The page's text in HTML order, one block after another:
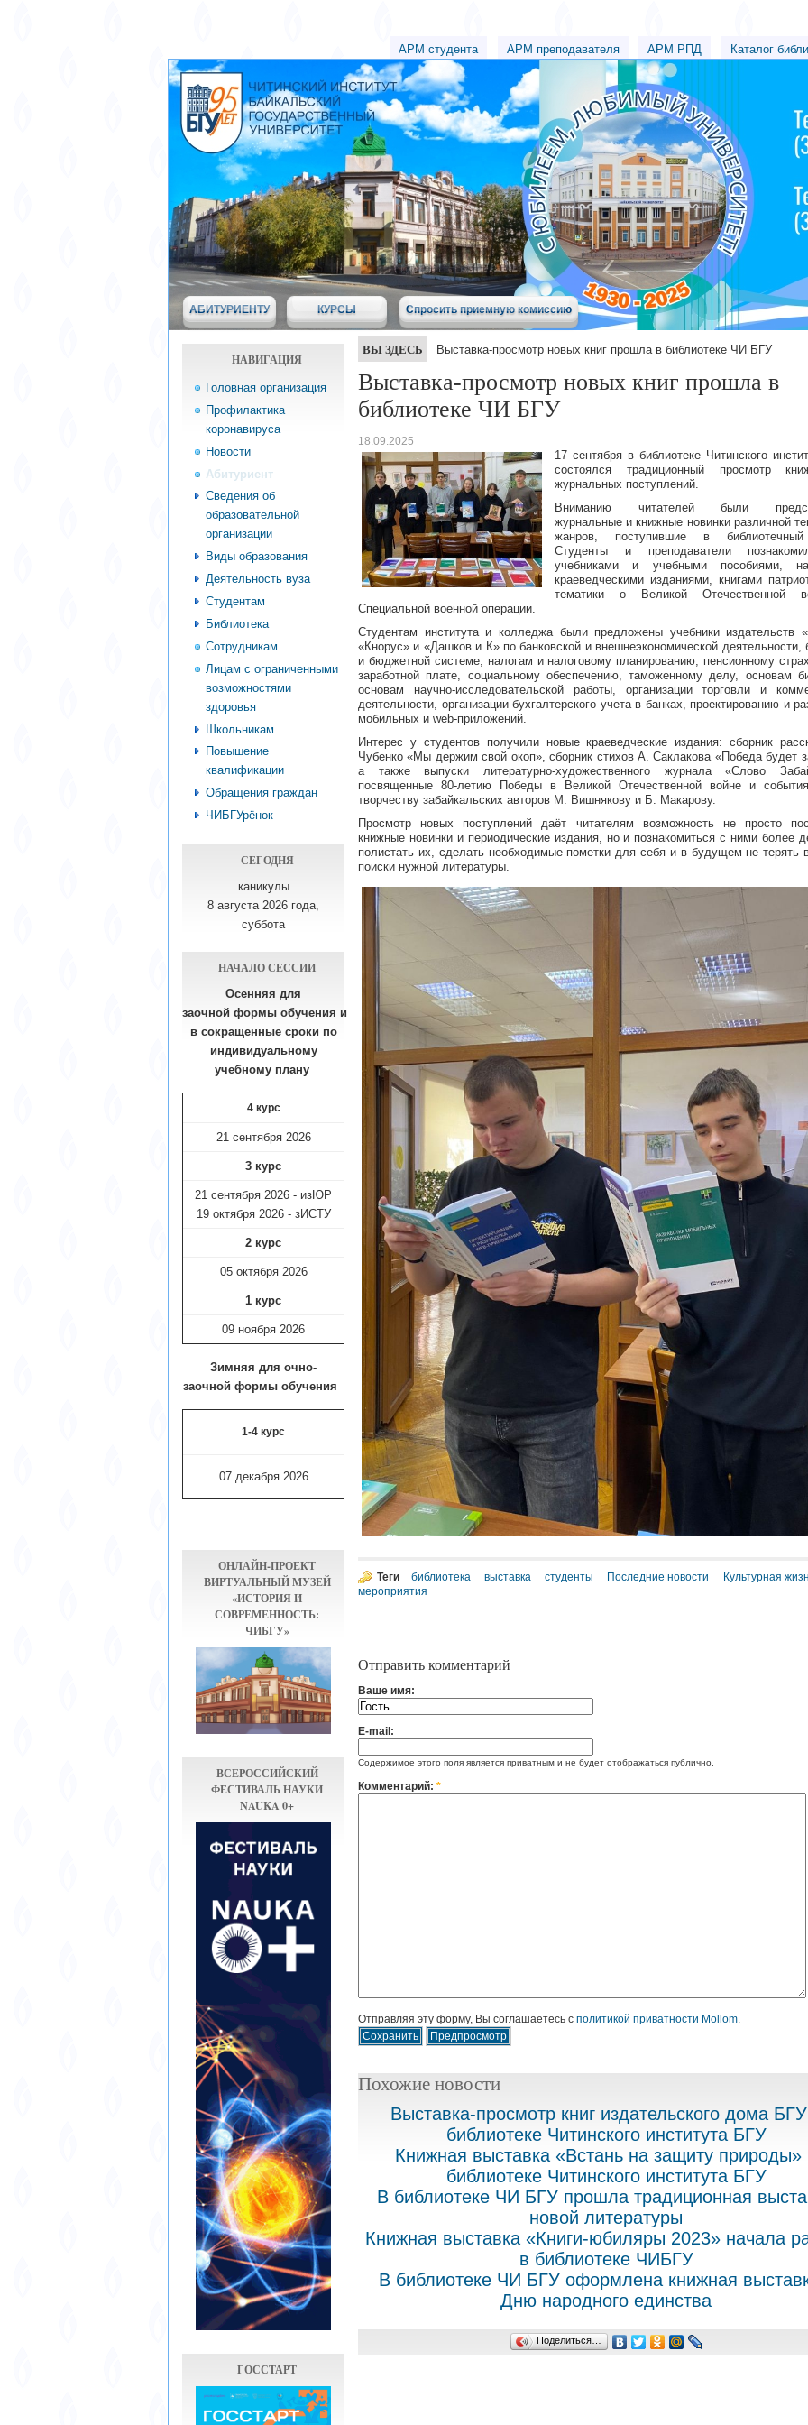
АРМ студента АРМ преподавателя АРМ РПД Каталог
АБИТУРИЕНТУ КУРСЫ Спросить приемную комиссию
НАВИГАЦИЯ
Головная организация
Профилактика
коронавируса
Новости
Абитуриент
Сведения об
образовательной
организации
Виды образования
Деятельность вуза
Студентам
Библиотека
Сотрудникам
Лицам с ограниченными
возможностями
здоровья
Школьникам
Повышение
квалификации
Обращения граждан
ЧИБГУрёнок
СЕГОДНЯ
каникулы
8 августа 2026 года,
суббота
НАЧАЛО СЕССИИ
Осенняя для
заочной формы обучения и
в сокращенные сроки по
индивидуальному
учебному плану​
4 курс
21 сентября 2026
3 курс
21 сентября 2026 - изЮР
19 октября 2026 - зИСТУ
2 курс
05 октября 2026
1 курс
09 ноября 2026
Зимняя для очно-
заочной формы обучения
1-4 курс
07 декабря 2026
ОНЛАЙН-ПРОЕКТ
ВИРТУАЛЬНЫЙ МУЗЕЙ
«ИСТОРИЯ И
СОВРЕМЕННОСТЬ:
ЧИБГУ»
ВСЕРОССИЙСКИЙ
ФЕСТИВАЛЬ НАУКИ
NAUKA 0+
ГОССТАРТ
ВЫ ЗДЕСЬ Выставка-просмотр новых книг прошла в библиотеке ЧИ БГУ
Выставка-просмотр новых книг прошла в
библиотеке ЧИ БГУ
18.09.2025
17 сентября в библиотеке Читинского
состоялся традиционный просмотр
журнальных поступлений.
Вниманию читателей были
журнальные и книжные новинки различной
жанров, поступившие в
Студенты и преподаватели
учебниками и учебными пособиями,
краеведческими изданиями, книгами
тематики о Великой Отечественной
Специальной военной операции.
Студентам института и колледжа были предложены учебники издательств
«Кнорус» и «Дашков и К» по банковской и внешнеэкономической деятельности,
и бюджетной системе, налогам и налоговому планированию, пенсионному
заработной плате, социальному обеспечению, таможенному делу, основам
основам научно-исследовательской работы, организации торговли и
деятельности, организации бухгалтерского учета в банках, проектированию и
мобильных и web-приложений.
Интерес у студентов получили новые краеведческие издания: сборник
Чубенко «Мы держим свой окоп», сборник стихов А. Саклакова «Победа будет
а также выпуски литературно-художественного журнала «Слово
посвященные 80-летию Победы в Великой Отечественной войне и
творчеству забайкальских авторов М. Вишнякову и Б. Макарову.
Просмотр новых поступлений даёт читателям возможность не просто
книжные новинки и периодические издания, но и познакомиться с ними более
полистать их, сделать необходимые пометки для себя и в будущем не терять
поиски нужной литературы.
Теги библиотека выставка студенты Последние новости
Культурная
мероприятия
Отправить комментарий
Ваше имя:
E-mail:
Содержимое этого поля является приватным и не будет отображаться публично.
Комментарий: *
Отправляя эту форму, Вы соглашаетесь с политикой приватности Mollom
Похожие новости
Выставка-просмотр книг издательского дома
библиотеке Читинского института БГУ
Книжная выставка «Встань на защиту природы»
библиотеке Читинского института БГУ
В библиотеке ЧИ БГУ прошла традиционная
новой литературы
Книжная выставка «Книги-юбиляры 2023» начала
в библиотеке ЧИБГУ
В библиотеке ЧИ БГУ оформлена книжная
Дню народного единства
Поделиться…